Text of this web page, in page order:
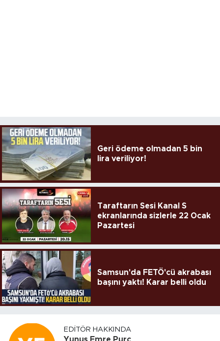
Geri ödeme olmadan 5 bin
lira veriliyor!
Taraftarın Sesi Kanal S
ekranlarında sizlerle 22 Ocak
Pazartesi
Samsun'da FETÖ'cü akrabası
başını yaktı! Karar belli oldu
EDITÖR HAKKINDA